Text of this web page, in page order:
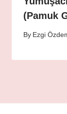
(Pamuk
By Ezgi